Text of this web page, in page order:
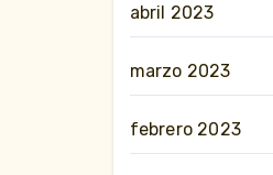
abril 2023
marzo 2023
febrero 2023